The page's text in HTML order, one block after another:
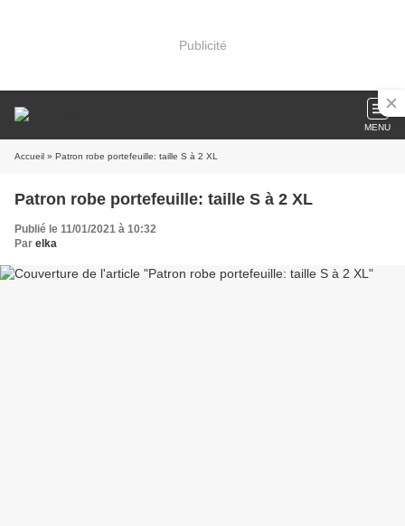
Publicité
MENU
Accueil » Patron robe portefeuille: taille S à 2 XL
Patron robe portefeuille: taille S à 2 XL
Publié le 11/01/2021 à 10:32
Par elka